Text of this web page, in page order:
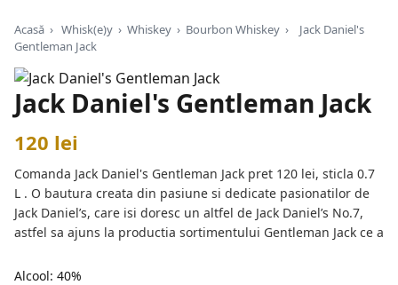
Acasă › Whisk(e)y › Whiskey › Bourbon Whiskey ›
Jack Daniel's
Gentleman Jack
Jack Daniel's Gentleman Jack
120 lei
Comanda Jack Daniel's Gentleman Jack pret 120 lei, sticla 0.7
L . O bautura creata din pasiune si dedicate pasionatilor de
Jack Daniel’s, care isi doresc un altfel de Jack Daniel’s No.7,
astfel sa ajuns la productia sortimentului Gentleman Jack ce a
Alcool: 40%